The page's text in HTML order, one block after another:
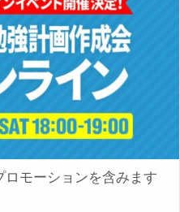
ロモーションを含みます